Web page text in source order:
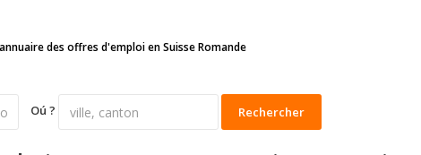
des offres d'emploi en Suisse Romande
Oú ? Rechercher